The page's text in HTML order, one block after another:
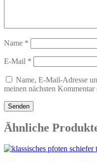
Name *
E-Mail *
Name, E-Mail-Adresse
meinen nächsten Kommentar
Ähnliche